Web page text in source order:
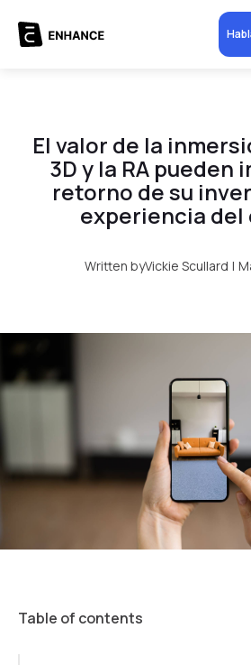
El valor de la
3D y la RA pueden
retorno de su
experiencia
Written byVickie Scullard |
Table of contents